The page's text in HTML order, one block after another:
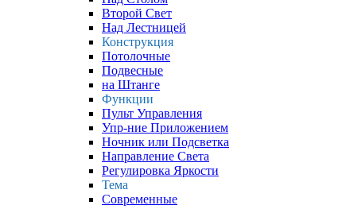
Второй Свет
Над Лестницей
Конструкция
Потолочные
Подвесные
на Штанге
Функции
Пульт Управления
Упр-ние Приложением
Ночник или Подсветка
Направление Света
Регулировка Яркости
Тема
Современные